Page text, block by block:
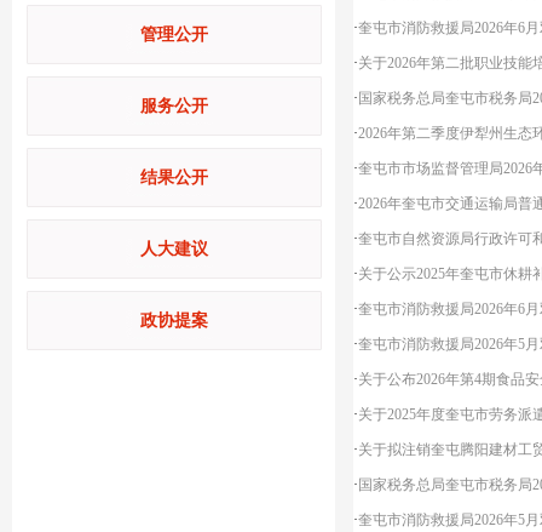
管理公开
服务公开
结果公开
人大建议
政协提案
·奎屯市消防救援局2026年6
·关于2026年第二批职业技能
· 国家税务总局奎屯市税务局
·2026年第二季度伊犁州生态
·奎屯市市场监督管理局2026
·2026年奎屯市交通运输局普
·奎屯市自然资源局行政许可
·关于公示2025年奎屯市休耕
·奎屯市消防救援局2026年6
·奎屯市消防救援局2026年5
·关于公布2026年第4期食品
·关于2025年度奎屯市劳务派
·关于拟注销奎屯腾阳建材工
· 国家税务总局奎屯市税务局
·奎屯市消防救援局2026年5